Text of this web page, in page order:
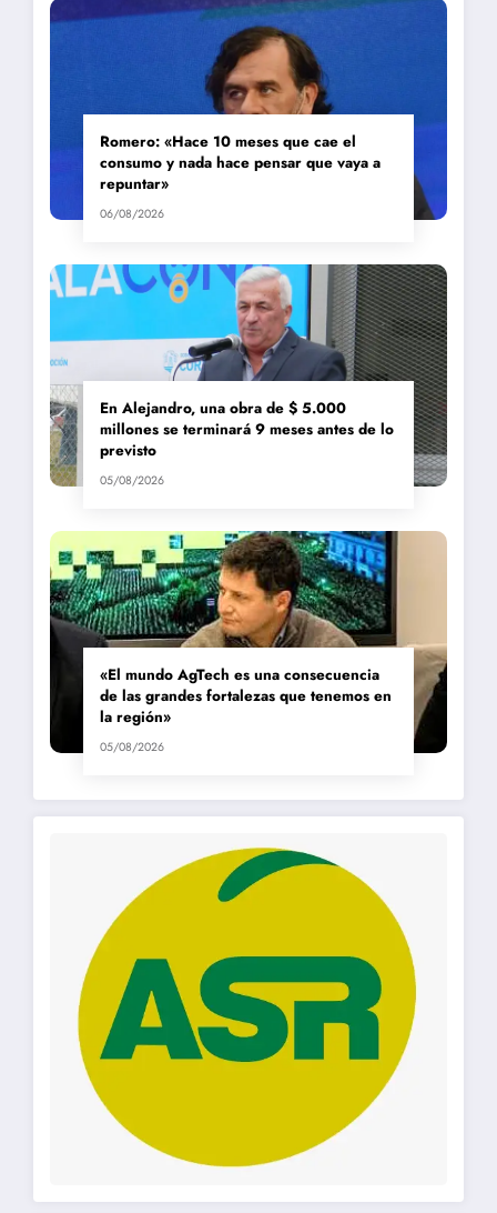
Romero: «Hace 10 meses que cae el
consumo y nada hace pensar que vaya a
repuntar»
06/08/2026
En Alejandro, una obra de $ 5.000
millones se terminará 9 meses antes de lo
previsto
05/08/2026
«El mundo AgTech es una consecuencia
de las grandes fortalezas que tenemos en
la región»
05/08/2026